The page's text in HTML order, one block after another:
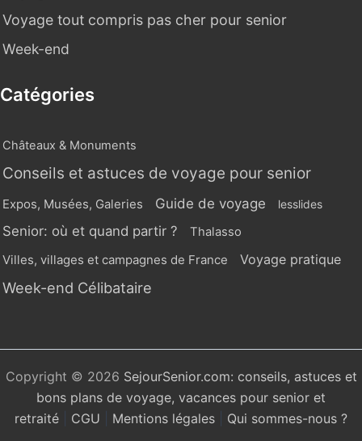
Voyage tout compris pas cher pour senior
Week-end
Catégories
Châteaux & Monuments
Conseils et astuces de voyage pour senior
Expos, Musées, Galeries Guide de voyage lesslides
Senior: où et quand partir ? Thalasso
Villes, villages et campagnes de France Voyage pratique
Week-end Célibataire
Copyright © 2026 SejourSenior.com: conseils, astuces et
bons plans de voyage, vacances pour senior et
retraité
CGU Mentions légales Qui sommes-nous ?